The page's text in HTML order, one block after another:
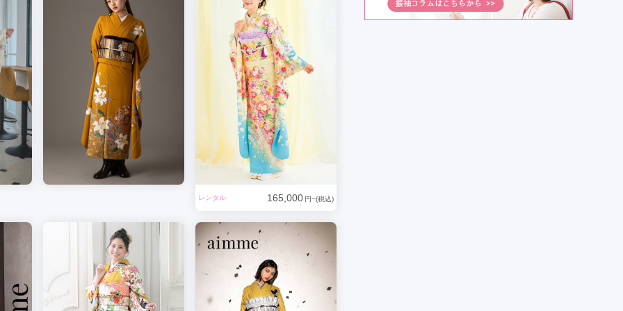
レンタル 165,000 円~(税込)